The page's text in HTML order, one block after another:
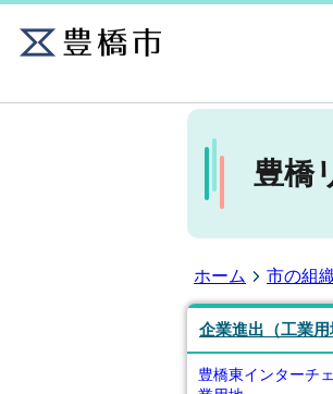
豊橋
ホーム 市の組
企業進出（工業用
豊橋東インターチ